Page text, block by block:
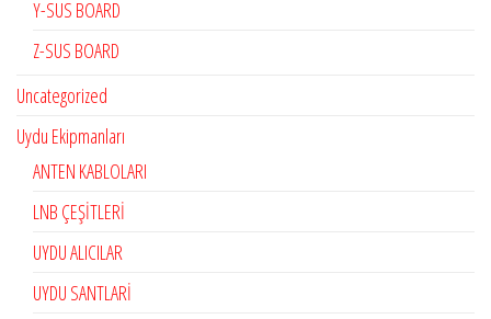
Y-SUS BOARD
Z-SUS BOARD
Uncategorized
Uydu Ekipmanları
ANTEN KABLOLARI
LNB ÇEŞİTLERİ
UYDU ALICILAR
UYDU SANTLARİ